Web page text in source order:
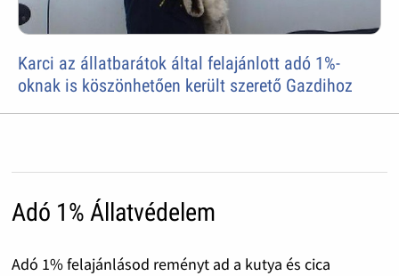
Karci az állatbarátok által felajánlott adó 1%-
oknak is köszönhetően került szerető Gazdihoz
Adó 1% Állatvédelem
Adó 1% felajánlásod reményt ad a kutya és cica